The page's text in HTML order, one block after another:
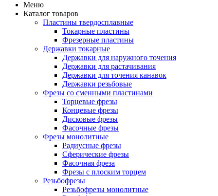
Меню
Каталог товаров
Пластины твердосплавные
Токарные пластины
Фрезерные пластины
Державки токарные
Державки для наружного точения
Державки для растачивания
Державки для точения канавок
Державки резьбовые
Фрезы со сменными пластинами
Торцевые фрезы
Концевые фрезы
Дисковые фрезы
Фасочные фрезы
Фрезы монолитные
Радиусные фрезы
Сферические фрезы
Фасочная фреза
Фрезы с плоским торцем
Резьбофрезы
Резьбофрезы монолитные